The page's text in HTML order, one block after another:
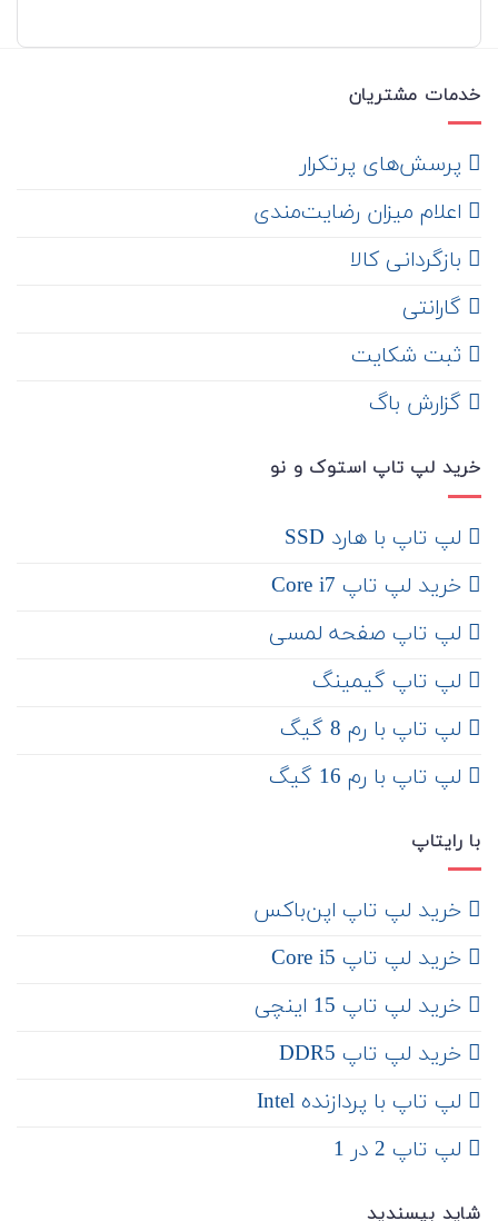
خدمات مشتریان
‌ پرسش‌های پرتکرار
اعلام میزان رضایت‌مندی
‌ بازگردانی کالا
گارانتی
ثبت شکایت
‌ گزارش باگ
خرید لپ تاپ استوک و نو
لپ تاپ با هارد SSD
خرید لپ تاپ Core i7
لپ تاپ صفحه لمسی
لپ تاپ گیمینگ
لپ تاپ با رم 8 گیگ
لپ تاپ با رم 16 گیگ
با رایتاپ
‌ خرید لپ تاپ اپن‌باکس
خرید لپ تاپ Core i5
‌‌ خرید لپ تاپ 15 اینچی
خرید لپ تاپ DDR5
لپ تاپ با پردازنده Intel
لپ تاپ 2 در 1
شاید بپسندید